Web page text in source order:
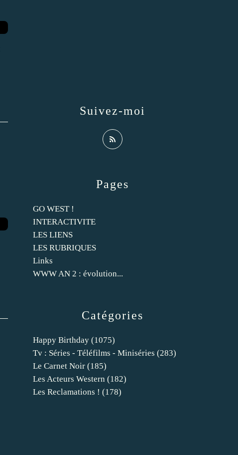
Catégories
Happy Birthday (1075)
Tv : Séries - Téléfilms - Miniséries (283)
Le Carnet Noir (185)
Les Acteurs Western (182)
Les Reclamations ! (178)
Pages
GO WEST !
INTERACTIVITE
LES LIENS
LES RUBRIQUES
Links
WWW AN 2 : évolution...
Suivez-moi